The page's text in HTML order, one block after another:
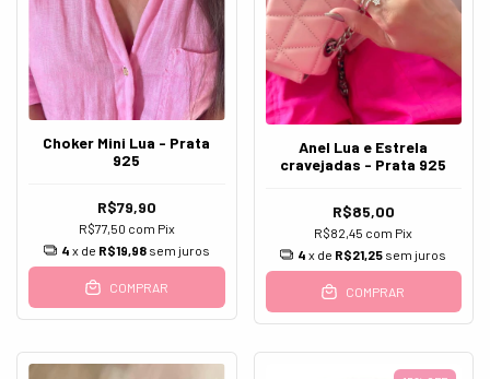
Choker Mini Lua - Prata
925
R$79,90
R$77,50 com Pix
4 x de R$19,98 sem juros
COMPRAR
Anel Lua e Estrela
cravejadas - Prata 925
R$85,00
R$82,45 com Pix
4 x de R$21,25 sem juros
COMPRAR